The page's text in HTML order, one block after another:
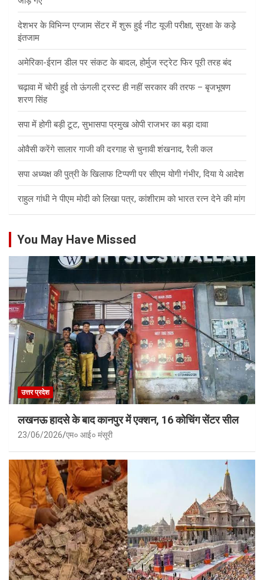
देशभर के विभिन्न एग्जाम सेंटर में शुरू हुई नीट यूजी परीक्षा, सुरक्षा के कड़े
इंतजाम
अमेरिका-ईरान डील पर संकट के बादल, होर्मुज स्ट्रेट फिर पूरी तरह बंद
चढ़ावा में चोरी हुई तो ऊंगली ट्रस्ट ही नहीं सरकार की तरफ – बृजभूषण
शरण सिंह
सपा में होगी बड़ी टूट, सुभासपा प्रमुख ओपी राजभर का बड़ा दावा
ओवैसी करेंगे सालार गाजी की दरगाह से चुनावी शंखनाद, रैली कल
सपा अध्यक्ष की पुत्री के खिलाफ टिप्पणी पर सीएम योगी गंभीर, दिया ये आदेश
राहुल गांधी ने पीएम मोदी को लिखा पत्र, कांशीराम को भारत रत्न देने की मांग
You May Have Missed
उत्तर प्रदेश
लखनऊ हादसे के बाद कानपुर में एक्शन, 16 कोचिंग सेंटर सील
23/06/2026 एम० आई० मंसूरी